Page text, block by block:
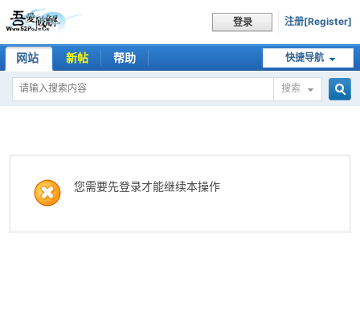
登录 注册[Register]
快捷导航
网站 新帖 帮助
搜索
您需要先登录才能继续本操作